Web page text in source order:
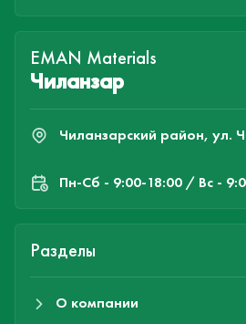
EMAN Materials
Чиланзар
Чиланзарский район, ул.
Пн-Cб - 9:00-18:00 / Вс -
Разделы
О компании